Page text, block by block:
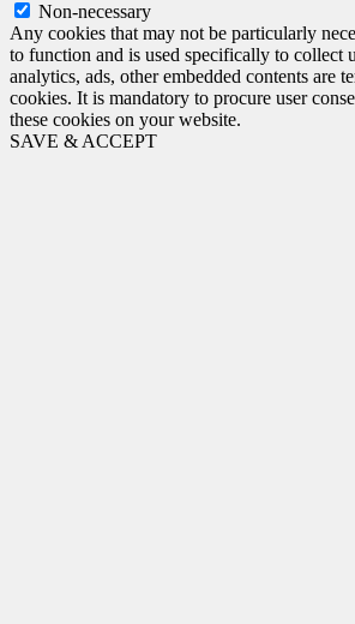
Non-necessary
Any cookies that may not be particularly
to function and is used specifically to collect
analytics, ads, other embedded contents are
cookies. It is mandatory to procure user
these cookies on your website.
SAVE & ACCEPT